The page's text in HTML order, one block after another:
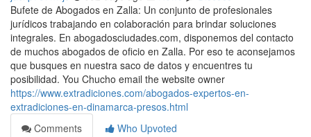
Bufete de Abogados en Zalla: Un conjunto de profesionales
jurídicos trabajando en colaboración para brindar soluciones
integrales. En abogadosciudades.com, disponemos del contacto
de muchos abogados de oficio en Zalla. Por eso te aconsejamos
que busques en nuestra saco de datos y encuentres tu
posibilidad. You Chucho email the website owner
https://www.extradiciones.com/abogados-expertos-en-
extradiciones-en-dinamarca-presos.html
Comments
Who Upvoted